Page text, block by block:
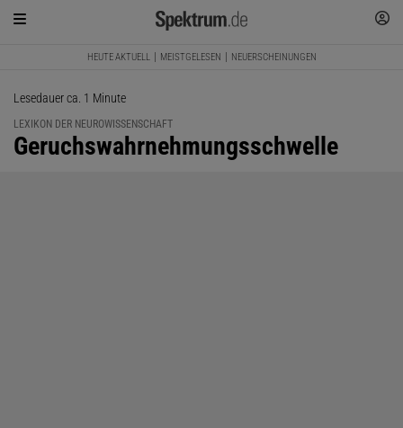
HEUTE AKTUELL MEISTGELESEN NEUERSCHEINUNGEN
Lesedauer ca. 1 Minute
LEXIKON DER NEUROWISSENSCHAFT
:
Geruchswahrnehmungsschwelle